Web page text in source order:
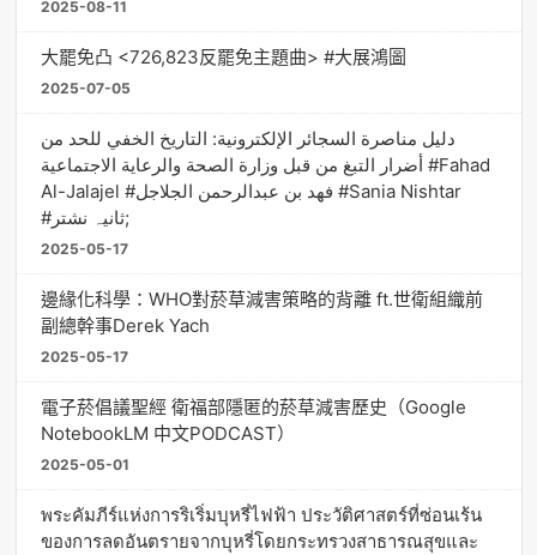
2025-08-11
大罷免凸 <726,823反罷免主題曲> #大展鴻圖
2025-07-05
دليل مناصرة السجائر الإلكترونية: التاريخ الخفي للحد من
أضرار التبغ من قبل وزارة الصحة والرعاية الاجتماعية #Fahad
Al-Jalajel #فهد بن عبدالرحمن الجلاجل #Sania Nishtar
#ثانیہ نشتر;
2025-05-17
邊緣化科學：WHO對菸草減害策略的背離 ft.世衛組織前
副總幹事Derek Yach
2025-05-17
電子菸倡議聖經 衛福部隱匿的菸草減害歷史（Google
NotebookLM 中文PODCAST）
2025-05-01
พระคัมภีร์แห่งการริเริ่มบุหรี่ไฟฟ้า ประวัติศาสตร์ที่ซ่อนเร้น
ของการลดอันตรายจากบุหรี่โดยกระทรวงสาธารณสุขและ